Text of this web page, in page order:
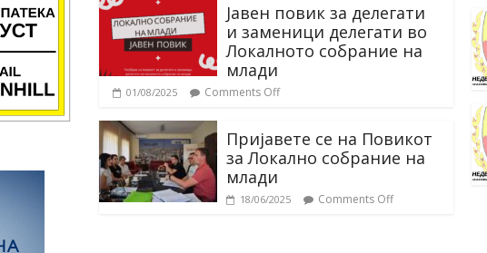
Јавен повик за делегати
и заменици делегати во
Локалното собрание на
млади
01/08/2025 Comments Off
Пријавете се на Повикот
за Локално собрание на
млади
18/06/2025 Comments Off